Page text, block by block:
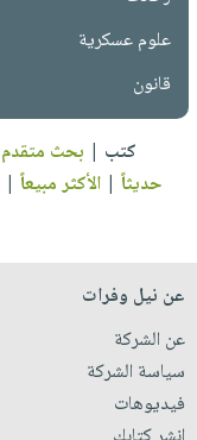
علوم عسكرية
قانون
كتب | بحث متقدم
حديثاً |الأكثر مبيعاً |
عن نيل وفرات
عن الشركة
سياسة الشركة
فيديوهات